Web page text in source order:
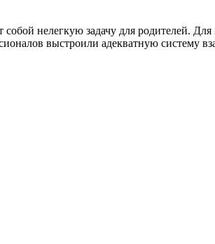
нелегкую задачу для родителей.
выстроили адекватную систему